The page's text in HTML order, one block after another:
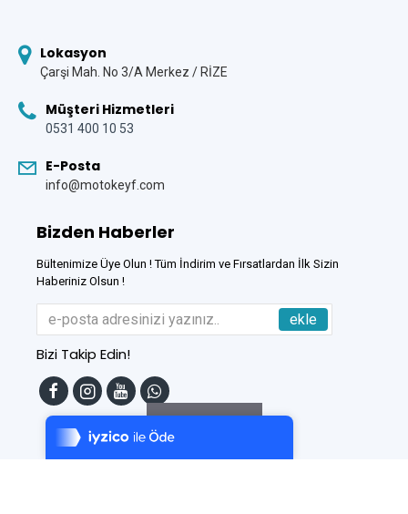
Tek Tıkla Ödeme Kolaylığı
7/24 Canlı Destek
%100 Sorunsuz Alışveriş
Lokasyon
Çarşi Mah. No 3/A Merkez / RİZE
Müşteri Hizmetleri
0531 400 10 53
E-Posta
info@motokeyf.com
Bizden Haberler
Bültenimize Üye Olun ! Tüm İndirim ve Fırsatlardan İlk Sizin
Haberiniz Olsun !
ekle
Bizi Takip Edin!
Filtreleme